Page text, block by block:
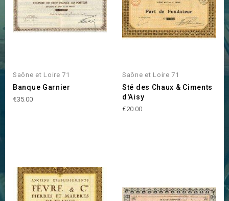
Saône et Loire 71
Banque Garnier
Price
€35.00
Saône et Loire 71
Sté des Chaux & Ciments
d'Aisy
Price
€20.00